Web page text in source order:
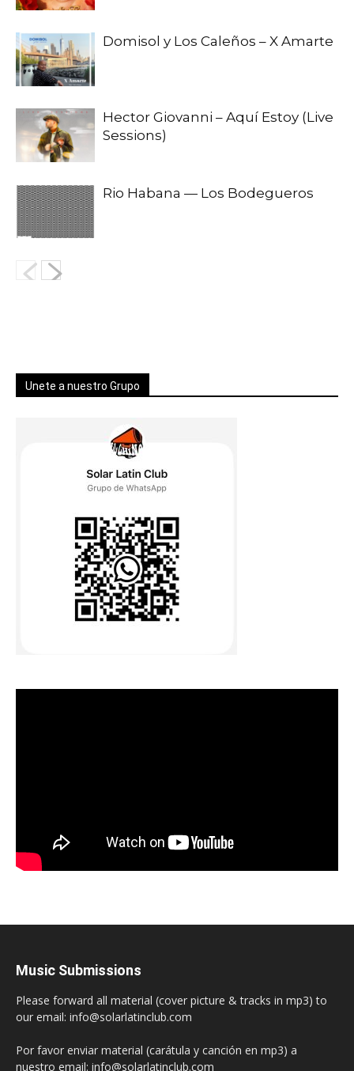
Domisol y Los Caleños – X Amarte
Hector Giovanni – Aquí Estoy (Live
Sessions)
Rio Habana — Los Bodegueros
Unete a nuestro Grupo
Music Submissions
Please forward all material (cover picture & tracks in mp3) to
our email: info@solarlatinclub.com
Por favor enviar material (carátula y canción en mp3) a
nuestro email: info@solarlatinclub.com